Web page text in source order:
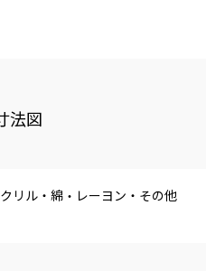
法図
リル・綿・レーヨン・その他